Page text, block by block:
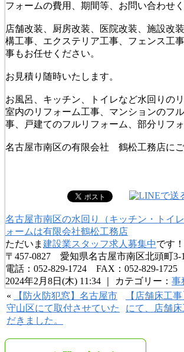
フォームの費用、期間等、お問い合わせく
店舗改装、厨房改装、医院改装、施設改
構工事、エクステリア工事、フェンス工
事もお任せください。
お見積り随時いたします。
お風呂、キッチン、トイレなど水回りの
室内のリフォーム工事、マンションのフ
事、戸建てのフルリフォーム、部分リフ
名古屋市南区の有限会社 鶴松工務店にご
名古屋市南区の水回り（キッチン・トイ
ォームは有限会社鶴松工務店
ただいま 建設業スタッフ求人募集中です！
〒457-0827 愛知県名古屋市南区北頭町3-
電話：052-829-1724 FAX：052-829-1725
2024年2月8日(木) 11:34 ｜ カテゴリー： 事
«
【防火防犯窓】名古屋市
守山区にて取付させていた
だきました。
【店舗床工
にて、店舗